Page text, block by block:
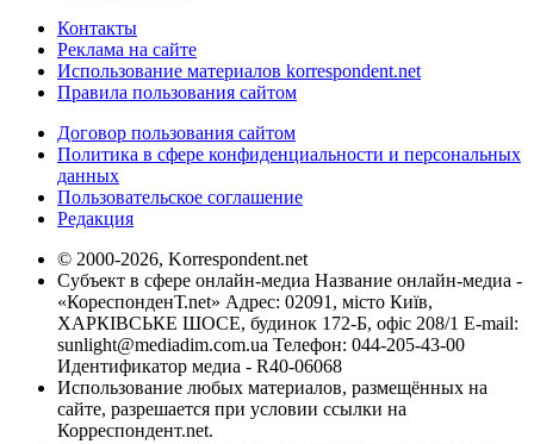
Контакты
Реклама на сайте
Использование материалов korrespondent.net
Правила пользования сайтом
Договор пользования сайтом
Политика в сфере конфиденциальности и персональных
данных
Пользовательское соглашение
Редакция
© 2000-2026, Korrespondent.net
Субъект в сфере онлайн-медиа Название онлайн-медиа -
«КореспонденТ.net» Адрес: 02091, місто Київ,
ХАРКІВСЬКЕ ШОСЕ, будинок 172-Б, офіс 208/1 E-mail:
sunlight@mediadim.com.ua Телефон: 044-205-43-00
Идентификатор медиа - R40-06068
Использование любых материалов, размещённых на
сайте, разрешается при условии ссылки на
Корреспондент.net.